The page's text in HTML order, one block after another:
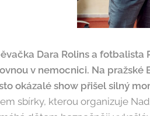
Dara Rolins a
v nemocnici. Na
okázalé show přišel silný
sbírky, kterou organizuje